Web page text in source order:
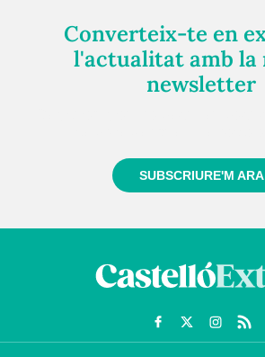
Converteix-te en
l'actualitat amb la
newsletter
SUBSCRIURE'M ARA